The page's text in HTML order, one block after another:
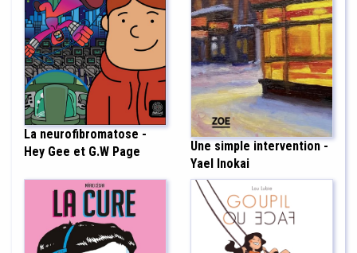
La neurofibromatose -
Hey Gee et G.W Page
Une simple intervention -
Yael Inokai